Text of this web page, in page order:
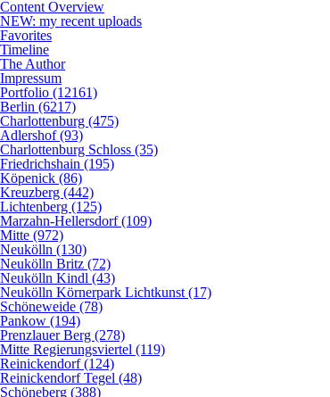
Content Overview
NEW: my recent uploads
Favorites
Timeline
The Author
Impressum
Portfolio (12161)
Berlin (6217)
Charlottenburg (475)
Adlershof (93)
Charlottenburg Schloss (35)
Friedrichshain (195)
Köpenick (86)
Kreuzberg (442)
Lichtenberg (125)
Marzahn-Hellersdorf (109)
Mitte (972)
Neukölln (130)
Neukölln Britz (72)
Neukölln Kindl (43)
Neukölln Körnerpark Lichtkunst (17)
Schöneweide (78)
Pankow (194)
Prenzlauer Berg (278)
Mitte Regierungsviertel (119)
Reinickendorf (124)
Reinickendorf Tegel (48)
Schöneberg (388)